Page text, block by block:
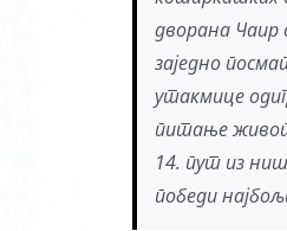
дворана Чаир
заједно
утакмице
питање
14. пут из
победи